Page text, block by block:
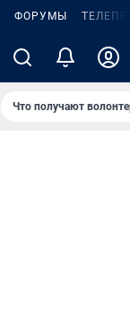
ФОРУМЫ
Что получают